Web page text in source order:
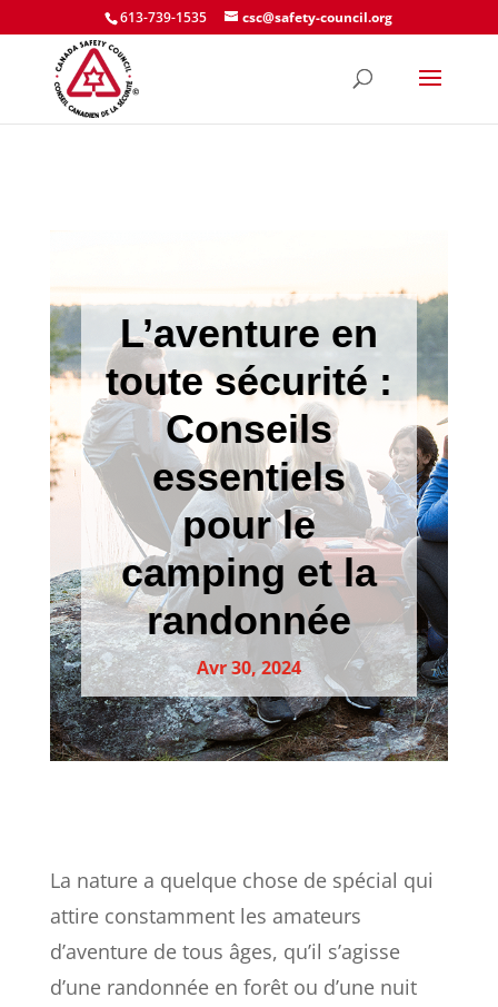
613-739-1535 csc@safety-council.org
L’aventure en
toute sécurité :
Conseils
essentiels
pour le
camping et la
randonnée
Avr 30, 2024
La nature a quelque chose de spécial qui
attire constamment les amateurs
d’aventure de tous âges, qu’il s’agisse
d’une randonnée en forêt ou d’une nuit